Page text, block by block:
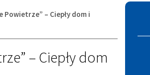
Powietrze” – Ciepły dom i
– Ciepły dom